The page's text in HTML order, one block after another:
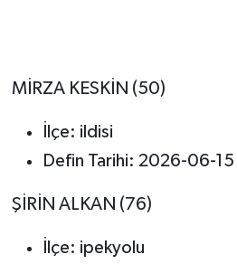
MİRZA KESKİN (50)
İlçe: ildisi
Defin Tarihi: 2026-06-15
ŞİRİN ALKAN (76)
İlçe: ipekyolu